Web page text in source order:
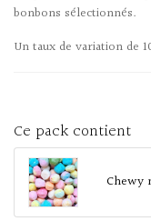
bonbons sélectionnés.
Un taux de variation de
Ce pack contient
Chewy